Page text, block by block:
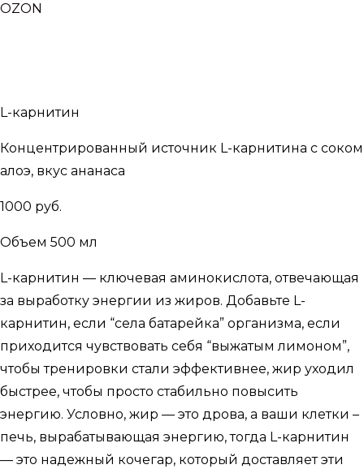
OZON
L-карнитин
Концентрированный источник L-карнитина с соком
алоэ, вкус ананаса
1000 руб.
Объем 500 мл
L-карнитин — ключевая аминокислота, отвечающая
за выработку энергии из жиров. Добавьте L-
карнитин, если “села батарейка” организма, если
приходится чувствовать себя “выжатым лимоном”,
чтобы тренировки стали эффективнее, жир уходил
быстрее, чтобы просто стабильно повысить
энергию. Условно, жир — это дрова, а ваши клетки –
печь, вырабатывающая энергию, тогда L-карнитин
— это надежный кочегар, который доставляет эти